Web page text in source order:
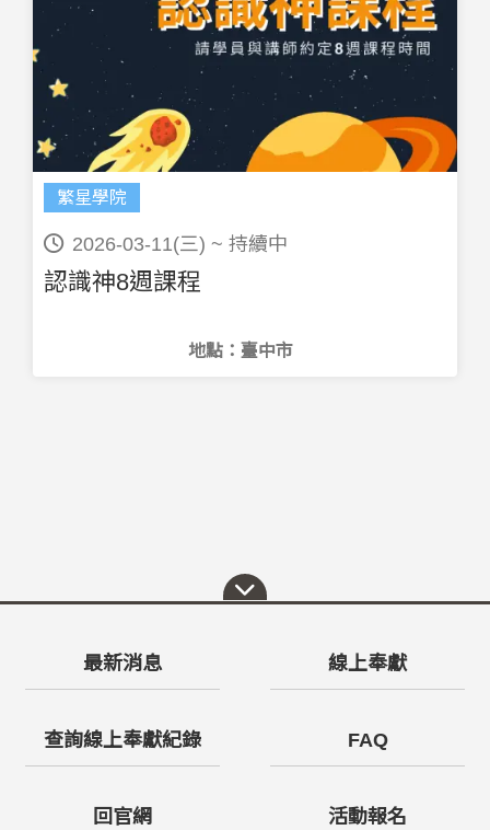
繁星學院
2026-03-11(三) ~ 持續中
認識神8週課程
地點：臺中市
最新消息 線上奉獻
查詢線上奉獻紀錄 FAQ
回官網 活動報名